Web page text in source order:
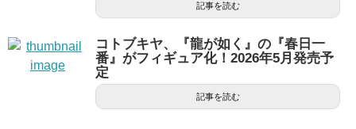
記事を読む
コトブキヤ、『龍が如く』の『春日一
番』がフィギュア化！2026年5月発売予
定
記事を読む